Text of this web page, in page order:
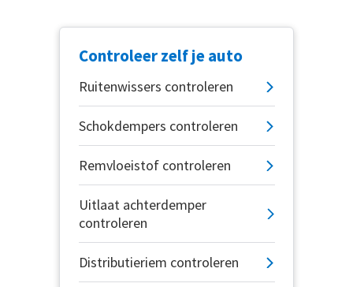
Controleer zelf je auto
Ruitenwissers controleren
Schokdempers controleren
Remvloeistof controleren
Uitlaat achterdemper
controleren
Distributieriem controleren